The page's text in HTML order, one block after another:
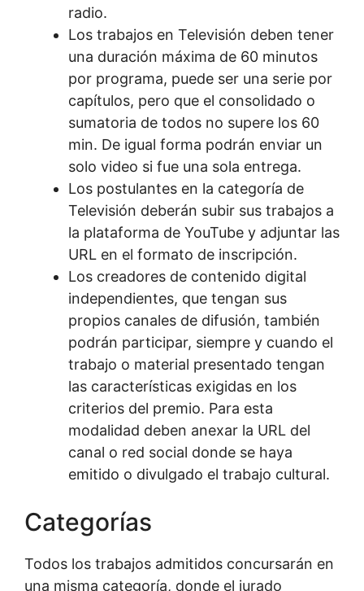
radio.
Los trabajos en Televisión deben tener
una duración máxima de 60 minutos
por programa, puede ser una serie por
capítulos, pero que el consolidado o
sumatoria de todos no supere los 60
min. De igual forma podrán enviar un
solo video si fue una sola entrega.
Los postulantes en la categoría de
Televisión deberán subir sus trabajos a
la plataforma de YouTube y adjuntar las
URL en el formato de inscripción.
Los creadores de contenido digital
independientes, que tengan sus
propios canales de difusión, también
podrán participar, siempre y cuando el
trabajo o material presentado tengan
las características exigidas en los
criterios del premio. Para esta
modalidad deben anexar la URL del
canal o red social donde se haya
emitido o divulgado el trabajo cultural.
Categorías
Todos los trabajos admitidos concursarán en
una misma categoría, donde el jurado